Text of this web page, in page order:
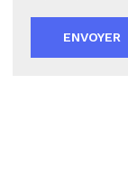
ENVOYER